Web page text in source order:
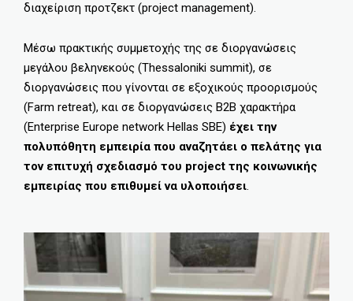
διαχείριση προτζεκτ (project management).
Μέσω πρακτικής συμμετοχής της σε διοργανώσεις
μεγάλου βεληνεκούς (Thessaloniki summit), σε
διοργανώσεις που γίνονται σε εξοχικούς προορισμούς
(Farm retreat), και σε διοργανώσεις B2B χαρακτήρα
(Enterprise Europe network Hellas SBE) έχει την
πολυπόθητη εμπειρία που αναζητάει ο πελάτης για
τον επιτυχή σχεδιασμό του project της κοινωνικής
εμπειρίας που επιθυμεί να υλοποιήσει.